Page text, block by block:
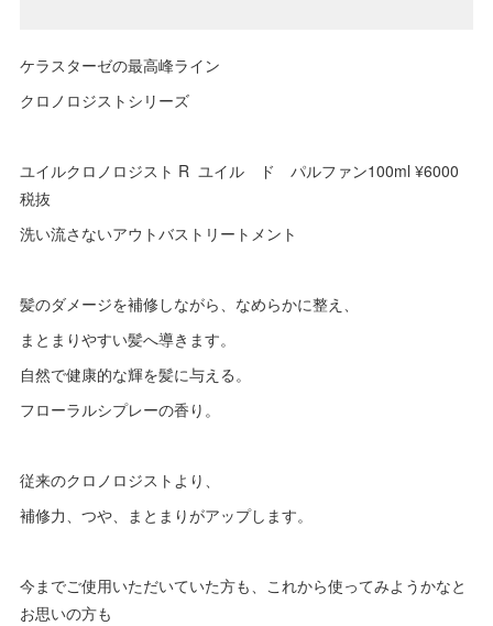
ケラスターゼの最高峰ライン
クロノロジストシリーズ
ユイルクロノロジスト R ユイル ド パルファン100ml ¥6000
税抜
洗い流さないアウトバストリートメント
髪のダメージを補修しながら、なめらかに整え、
まとまりやすい髪へ導きます。
自然で健康的な輝を髪に与える。
フローラルシプレーの香り。
従来のクロノロジストより、
補修力、つや、まとまりがアップします。
今までご使用いただいていた方も、これから使ってみようかなと
お思いの方も